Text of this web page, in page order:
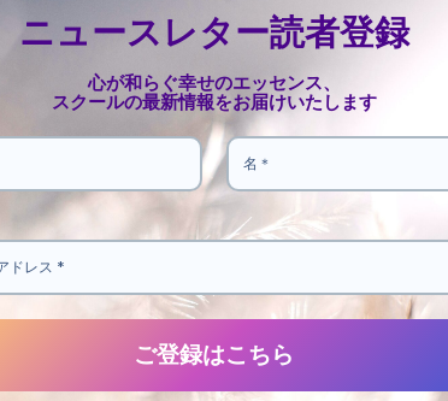
ニュースレター読者登録
心が和らぐ幸せのエッセンス、
スクールの最新情報をお届けいたします